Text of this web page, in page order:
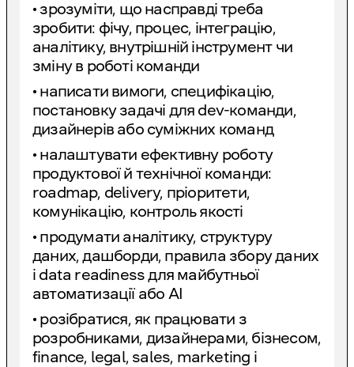
• зрозуміти, що насправді треба
зробити: фічу, процес, інтеграцію,
аналітику, внутрішній інструмент чи
зміну в роботі команди
• написати вимоги, специфікацію,
постановку задачі для dev-команди,
дизайнерів або суміжних команд
• налаштувати ефективну роботу
продуктової й технічної команди:
roadmap, delivery, пріоритети,
комунікацію, контроль якості
• продумати аналітику, структуру
даних, дашборди, правила збору даних
і data readiness для майбутньої
автоматизації або AI
• розібратися, як працювати з
розробниками, дизайнерами, бізнесом,
finance, legal, sales, marketing і